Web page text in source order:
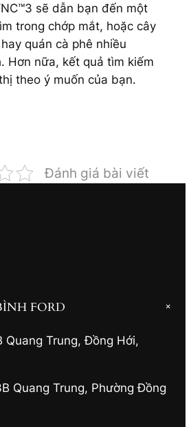
sẽ dẫn bạn đến một
trong chớp mắt, hoặc cây
quán cà phê nhiều
Hơn nữa, kết quả tìm kiếm
theo ý muốn của bạn.
Đánh giá bài viết
FORD +
Quang Trung, Đồng Hới,
Quang Trung, Phường Đồng